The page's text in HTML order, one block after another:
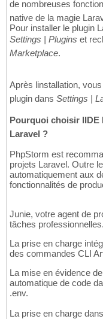
de nombreuses
native de la magie
Pour installer le plugin
Settings | Plugins et
Marketplace.
Après linstallation,
plugin dans Settings |
Pourquoi choisir
Laravel ?
PhpStorm est
projets Laravel. Outre
automatiquement aux
fonctionnalités de
Junie, votre agent de
tâches professionnelles.
La prise en charge
des commandes CLI
La mise en évidence
automatique de code
.env.
La prise en charge